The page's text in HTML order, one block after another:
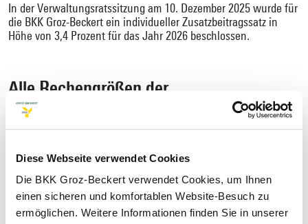
Diese Webseite verwendet Cookies
Die BKK Groz-Beckert verwendet Cookies, um Ihnen
einen sicheren und komfortablen Website-Besuch zu
ermöglichen. Weitere Informationen finden Sie in unserer
In der Verwaltungsratssitzung am 10. Dezember 2025 wurde für
die BKK Groz-Beckert ein individueller Zusatzbeitragssatz in
Höhe von 3,4 Prozent für das Jahr 2026 beschlossen.
Alle Rechengrößen der
Sozialversicherung im Jahr 2026 auf
einen Blick